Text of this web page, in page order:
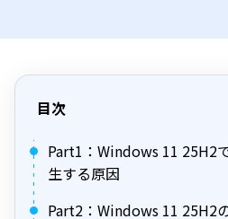
目次
Part1：Windows 11 25H2
生する原因
Part2：Windows 11 25H2